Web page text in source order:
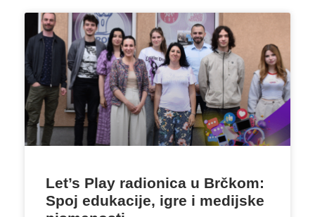
Let’s Play radionica u Brčkom:
Spoj edukacije, igre i medijske